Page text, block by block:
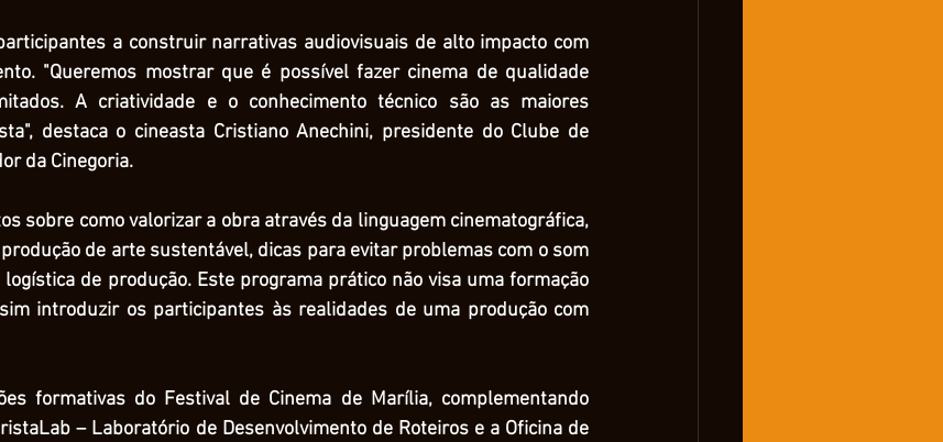
a construir narrativas audiovisuais de alto impacto com
"Queremos mostrar que é possível fazer cinema de qualidade
A criatividade e o conhecimento técnico são as maiores
destaca o cineasta Cristiano Anechini, presidente do Clube de
da Cinegoria.
sobre como valorizar a obra através da linguagem cinematográfica,
de arte sustentável, dicas para evitar problemas com o som
de produção. Este programa prático não visa uma formação
introduzir os participantes às realidades de uma produção com
formativas do Festival de Cinema de Marília, complementando
– Laboratório de Desenvolvimento de Roteiros e a Oficina de